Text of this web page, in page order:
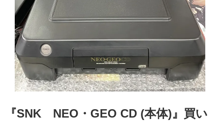
『SNK NEO・GEO CD (本体)』買い